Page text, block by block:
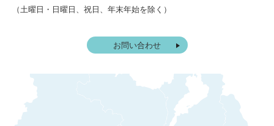
（土曜日・日曜日、祝日、年末年始を除く）
お問い合わせ